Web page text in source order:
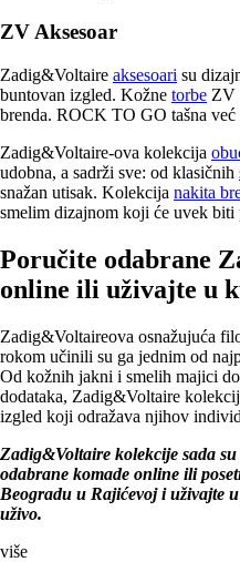
ZV Aksesoar
Zadig&Voltaire aksesoari su
buntovan izgled. Kožne torbe ZV
brenda. ROCK TO GO tašna već
Zadig&Voltaire-ova kolekcija
udobna, a sadrži sve: od klasičnih
snažan utisak. Kolekcija nakita
smelim dizajnom koji će uvek biti
Poručite odabrane
online ili uživajte u
Zadig&Voltaireova osnažujuća
rokom učinili su ga jednim od
Od kožnih jakni i smelih majici
dodataka, Zadig&Voltaire
izgled koji odražava njihov
Zadig&Voltaire kolekcije sada
odabrane komade online ili
Beogradu u Rajićevoj i uživajte
uživo.
više